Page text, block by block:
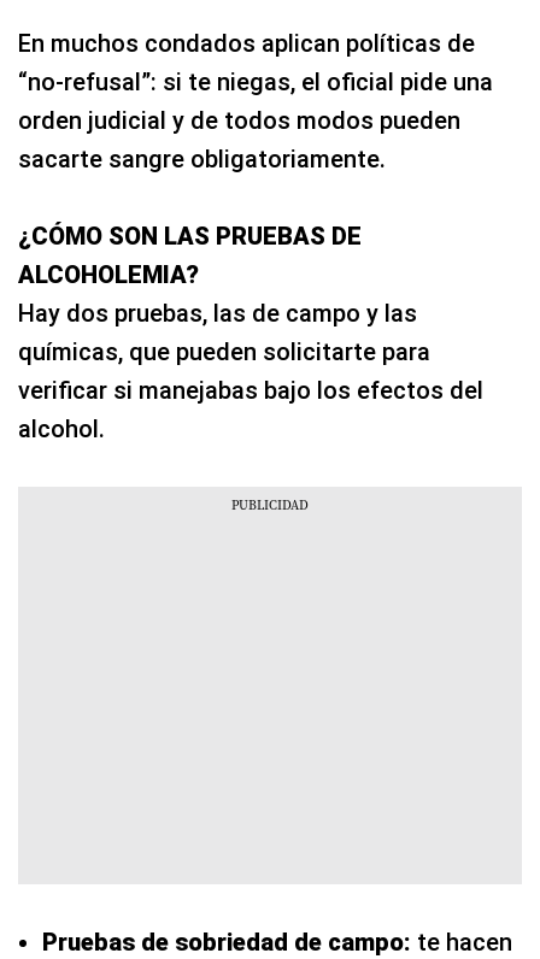
En muchos condados aplican políticas de
“no-refusal”: si te niegas, el oficial pide una
orden judicial y de todos modos pueden
sacarte sangre obligatoriamente.
¿CÓMO SON LAS PRUEBAS DE
ALCOHOLEMIA?
Hay dos pruebas, las de campo y las
químicas, que pueden solicitarte para
verificar si manejabas bajo los efectos del
alcohol.
Pruebas de sobriedad de campo: te hacen